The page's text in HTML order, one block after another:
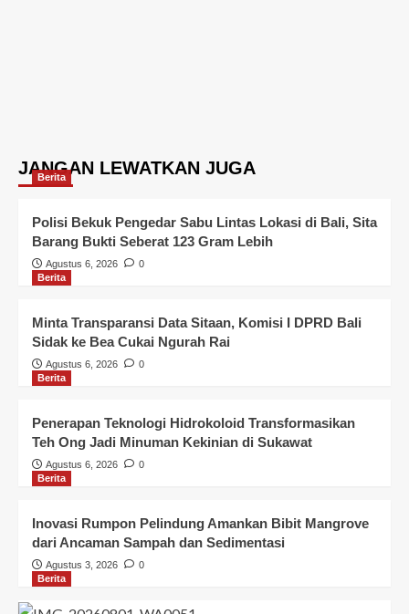
JANGAN LEWATKAN JUGA
Berita
Polisi Bekuk Pengedar Sabu Lintas Lokasi di Bali, Sita
Barang Bukti Seberat 123 Gram Lebih
Agustus 6, 2026
0
Berita
Minta Transparansi Data Sitaan, Komisi I DPRD Bali
Sidak ke Bea Cukai Ngurah Rai
Agustus 6, 2026
0
Berita
Penerapan Teknologi Hidrokoloid Transformasikan
Teh Ong Jadi Minuman Kekinian di Sukawat
Agustus 6, 2026
0
Berita
Inovasi Rumpon Pelindung Amankan Bibit Mangrove
dari Ancaman Sampah dan Sedimentasi
Agustus 3, 2026
0
Berita